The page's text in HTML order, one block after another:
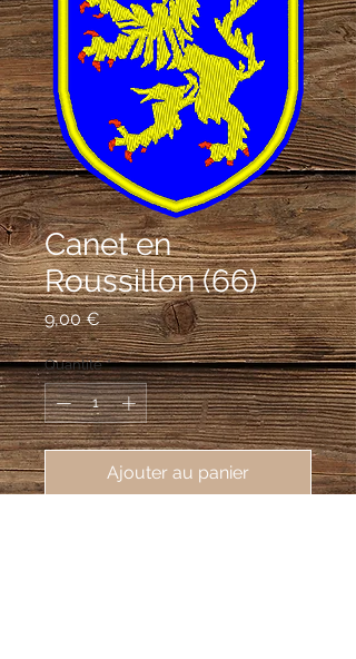
Canet en
Roussillon (66)
9,00 €Prix
Quantité *
Ajouter au panier